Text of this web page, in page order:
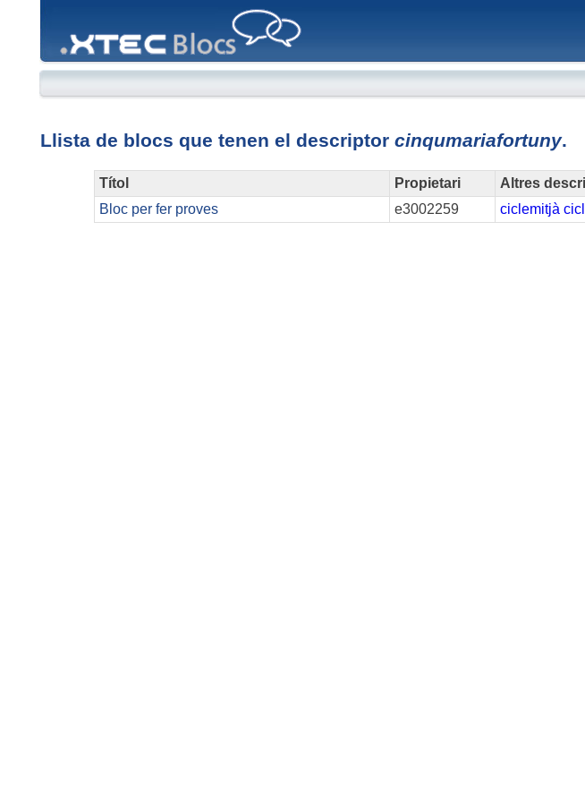
Llista de blocs que tenen el descriptor cinqumariafortuny.
Títol Propietari
Altres
Bloc per fer proves
e3002259 ciclemitjà